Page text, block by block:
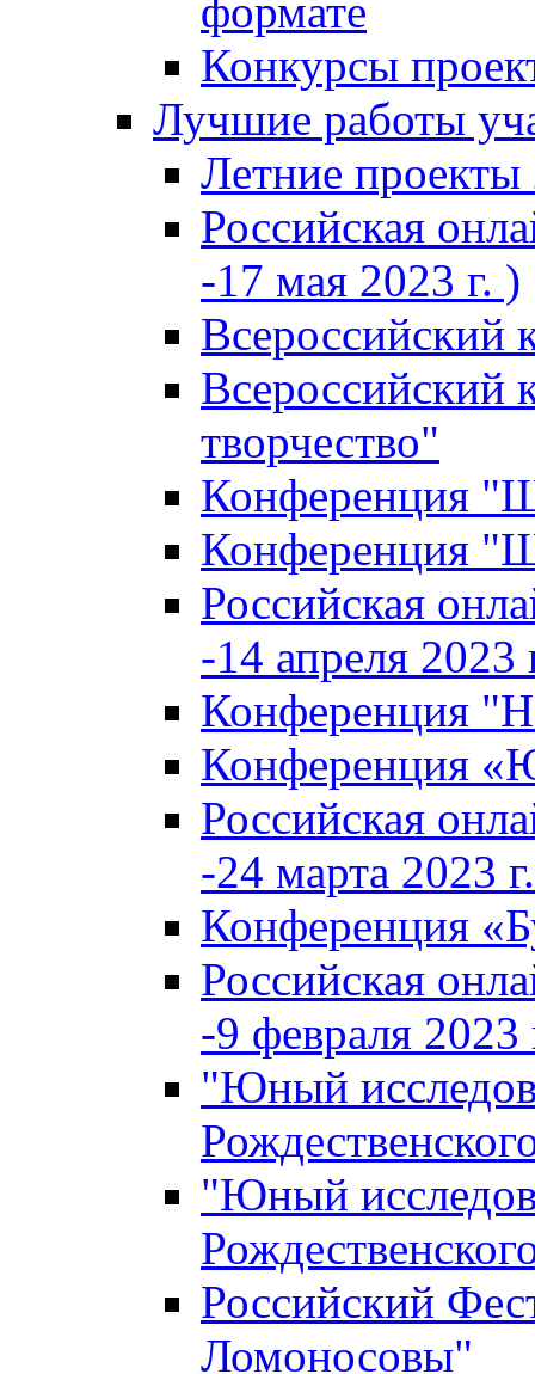
формате
Конкурсы
Лучшие работы
Летние проекты
Российская
-17 мая 2023 г. )
Всероссийский
Всероссийский
творчество"
Конференция
Конференция
Российская
-14 апреля 2023
Конференция
Конференция
Российская
-24 марта 2023
Конференция
Российская
-9 февраля 2023
"Юный
"Юный
Российский
Ломоносовы"